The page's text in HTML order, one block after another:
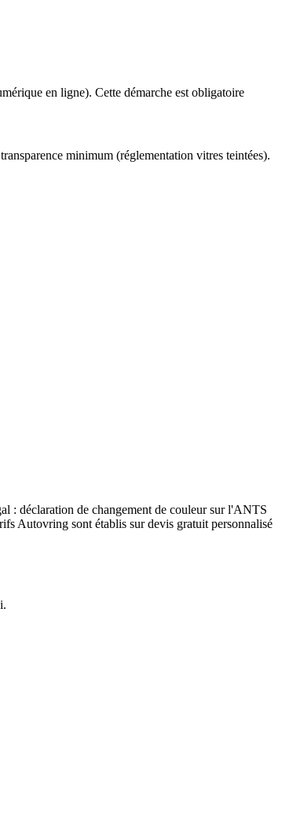
en ligne). Cette démarche est obligatoire
minimum (réglementation vitres teintées).
: déclaration de changement de couleur sur l'ANTS
Autovring sont établis sur devis gratuit personnalisé